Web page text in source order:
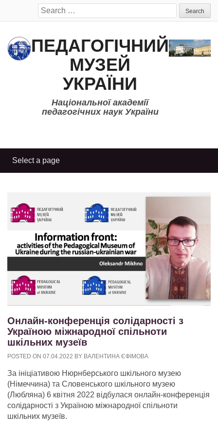
Search
for:
ПЕДАГОГІЧНИЙ
МУЗЕЙ
УКРАЇНИ
Національної академії
педагогічних наук України
Онлайн-конференція солідарності з
Україною міжнародної спільноти
шкільних музеїв
POSTED ON 07.04.2022 BY ВАЛЕНТИНА ЄФІМОВА
За ініціативою Нюрнберського шкільного музею
(Німеччина) та Словенського шкільного музею
(Любляна) 6 квітня 2022 відбулася онлайн-конференція
солідарності з Україною міжнародної спільноти
шкільних музеїв.